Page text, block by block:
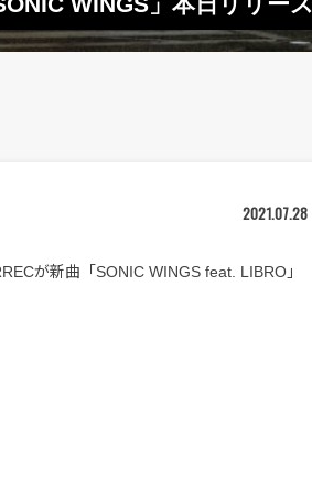
2021.07.28
が新曲「SONIC WINGS feat. LIBRO」